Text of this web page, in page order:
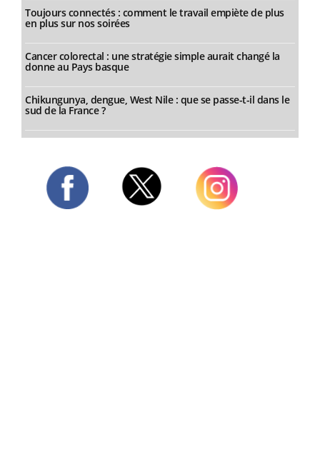
Toujours connectés : comment le travail empiète de plus
en plus sur nos soirées
Cancer colorectal : une stratégie simple aurait changé la
donne au Pays basque
Chikungunya, dengue, West Nile : que se passe-t-il dans le
sud de la France ?